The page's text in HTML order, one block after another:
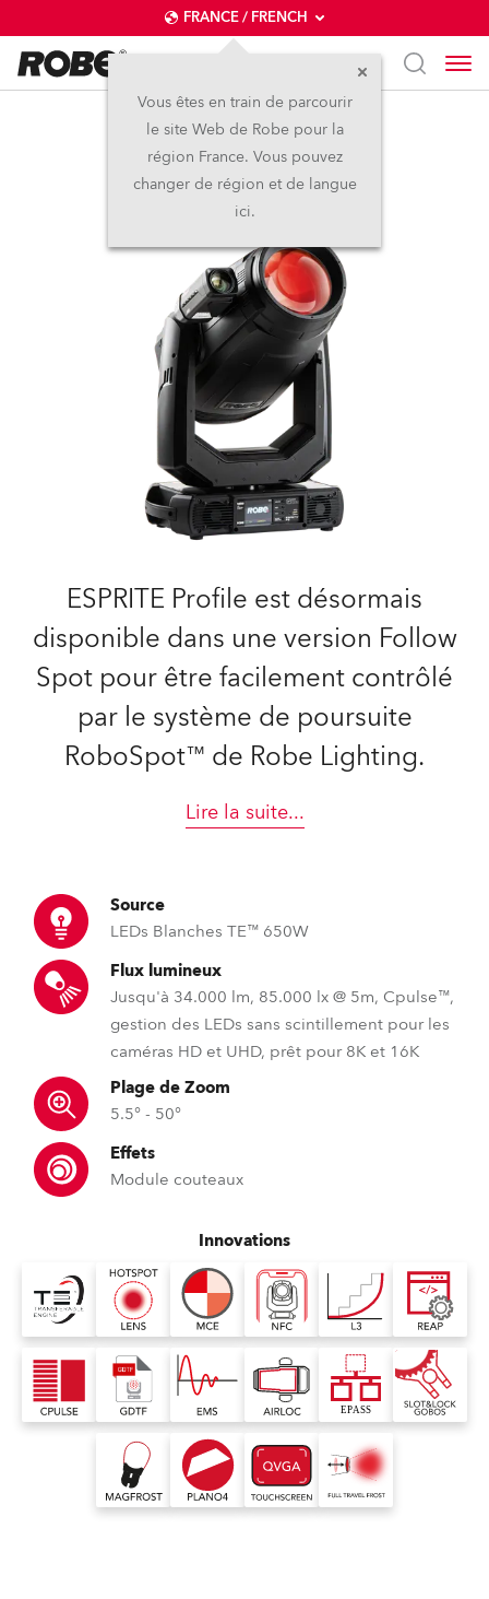
FRANCE / FRENCH
Vous êtes en train de parcourir
le site Web de Robe pour la
région France. Vous pouvez
changer de région et de langue
ici.
ESPRITE® FS
ESPRITE Profile est désormais
disponible dans une version Follow
Spot pour être facilement contrôlé
par le système de poursuite
RoboSpot™ de Robe Lighting.
Lire la suite...
Source
LEDs Blanches TE™ 650W
Flux lumineux
Jusqu'à 34.000 lm, 85.000 lx @ 5m, Cpulse™,
gestion des LEDs sans scintillement pour les
caméras HD et UHD, prêt pour 8K et 16K
Plage de Zoom
5.5° - 50°
Effets
Module couteaux
Innovations